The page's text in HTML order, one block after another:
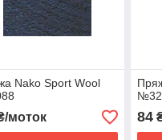
Nako Sport Wool
моток 84